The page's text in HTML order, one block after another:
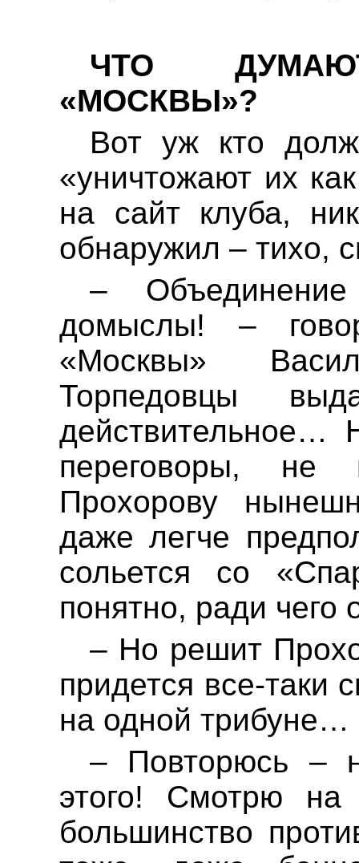
ЧТО
«МОСКВЫ»?
Вот уж кто
«уничтожают их
на сайт клуба,
обнаружил – тихо,
–
домыслы! –
«Москвы»
Торпедовцы
действительное…
переговоры, не
Прохорову
даже легче
сольется со
понятно, ради
– Но решит
придется все-таки
на одной трибуне…
– Повторюсь –
этого! Смотрю
большинство